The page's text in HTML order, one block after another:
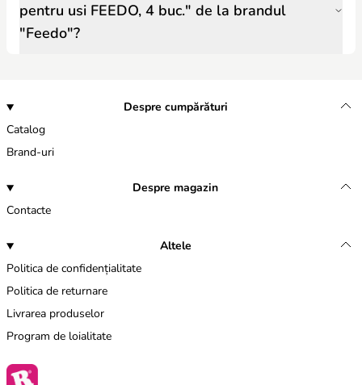
pentru usi FEEDO, 4 buc." de la brandul
"Feedo"?
Despre cumpărături
Catalog
Brand-uri
Despre magazin
Contacte
Altele
Politica de confidențialitate
Politica de returnare
Livrarea produselor
Program de loialitate